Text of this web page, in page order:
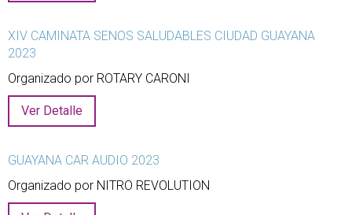
XIV CAMINATA SENOS SALUDABLES CIUDAD GUAYANA
2023
Organizado por ROTARY CARONI
Ver Detalle
GUAYANA CAR AUDIO 2023
Organizado por NITRO REVOLUTION